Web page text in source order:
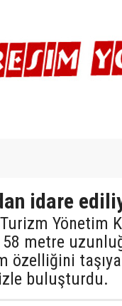
idare
Yönetim
metre
özelliğini
buluşturdu.